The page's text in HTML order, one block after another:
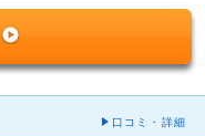
口コミ・詳細